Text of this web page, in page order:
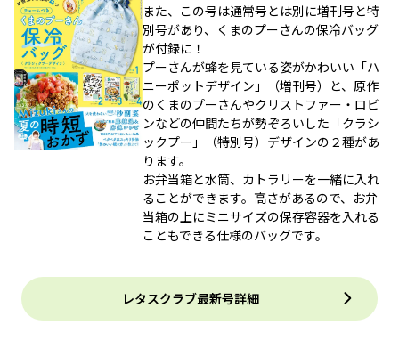
また、この号は通常号とは別に増刊号と特
別号があり、くまのプーさんの保冷バッグ
が付録に！
プーさんが蜂を見ている姿がかわいい「ハ
ニーポットデザイン」（増刊号）と、原作
のくまのプーさんやクリストファー・ロビ
ンなどの仲間たちが勢ぞろいした「クラシ
ックプー」（特別号）デザインの２種があ
ります。
お弁当箱と水筒、カトラリーを一緒に入れ
ることができます。高さがあるので、お弁
当箱の上にミニサイズの保存容器を入れる
こともできる仕様のバッグです。
レタスクラブ最新号詳細